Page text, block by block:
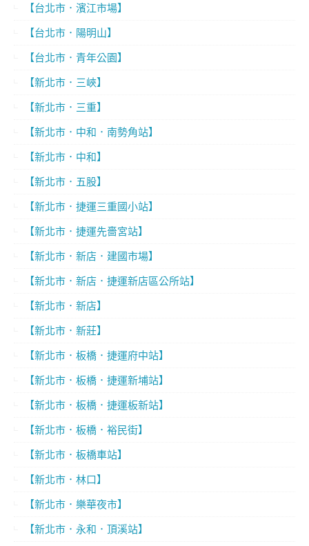
【台北市．濱江市場】
【台北市．陽明山】
【台北市．青年公園】
【新北市．三峽】
【新北市．三重】
【新北市．中和．南勢角站】
【新北市．中和】
【新北市．五股】
【新北市．捷運三重國小站】
【新北市．捷運先嗇宮站】
【新北市．新店．建國市場】
【新北市．新店．捷運新店區公所站】
【新北市．新店】
【新北市．新莊】
【新北市．板橋．捷運府中站】
【新北市．板橋．捷運新埔站】
【新北市．板橋．捷運板新站】
【新北市．板橋．裕民街】
【新北市．板橋車站】
【新北市．林口】
【新北市．樂華夜市】
【新北市．永和．頂溪站】